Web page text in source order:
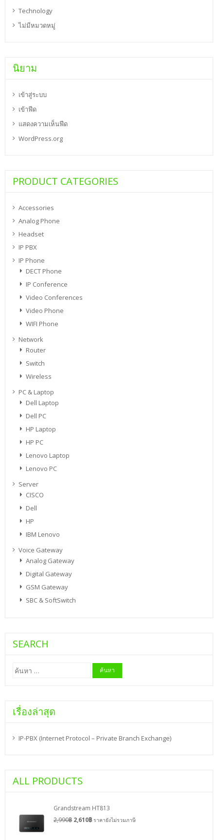
Technology
ไม่มีหมวดหมู่
นิยาม
เข้าสู่ระบบ
เข้าฟีด
แสดงความเห็นฟีด
WordPress.org
PRODUCT CATEGORIES
Accessories
Analog Phone
Headset
IP PBX
IP Phone
DECT Phone
IP Conference
Video Conferences
Video Phone
WIFI Phone
Network
Router
Switch
Wireless
PC & Laptop
Dell Laptop
Dell PC
HP Laptop
HP PC
Lenovo Laptop
Lenovo PC
Server
CISCO
Dell
HP
IBM Lenovo
Voice Gateway
Analog Gateway
Digital Gateway
GSM Gateway
SBC & SoftSwitch
SEARCH
ค้นหา
สำหรับ:
เรื่องล่าสุด
IP-PBX (Internet Protocol – Private Branch Exchange)
ALL PRODUCTS
Grandstream HT813
2,990฿ 2,610฿ ราคายังไม่รวมภาษี